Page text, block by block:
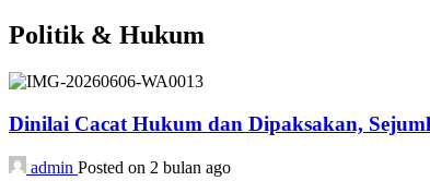
Politik & Hukum
Dinilai Cacat Hukum dan Dipaksakan,
admin Posted on 2 bulan ago